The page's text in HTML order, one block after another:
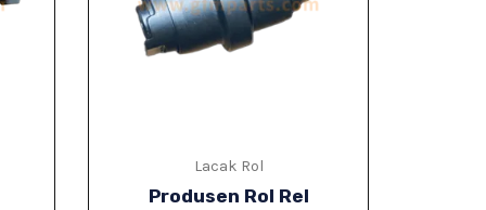
Lacak Rol
Produsen Rol Rel